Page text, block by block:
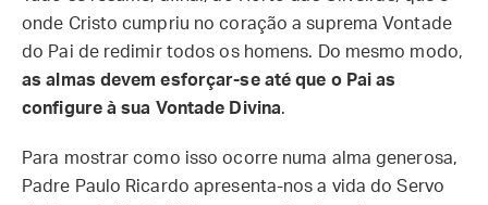
onde Cristo cumpriu no coração a suprema Vontade
do Pai de redimir todos os homens. Do mesmo modo,
as almas devem esforçar-se até que o Pai as
configure à sua Vontade Divina.
Para mostrar como isso ocorre numa alma generosa,
Padre Paulo Ricardo apresenta-nos a vida do Servo